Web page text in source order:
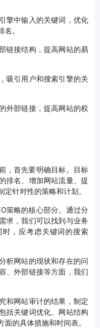
擎中输入的关键词，优化
。
链接结构，提高网站的易
吸引用户和搜索引擎的关
外部链接，提高网站的权
，首先要明确目标。目标
排名、增加网站流量、提
针对性的策略和计划。
策略的核心部分。通过分
求，我们可以找到与业务
，应考虑关键词的搜索
析网站的现状和存在的问
、外部链接等方面，我们
和网站审计的结果，制定
括关键词优化、网站结构
的具体措施和时间表。